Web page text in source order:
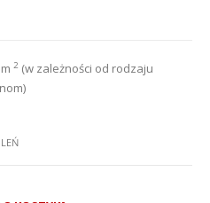
2 (w zależności od rodzaju